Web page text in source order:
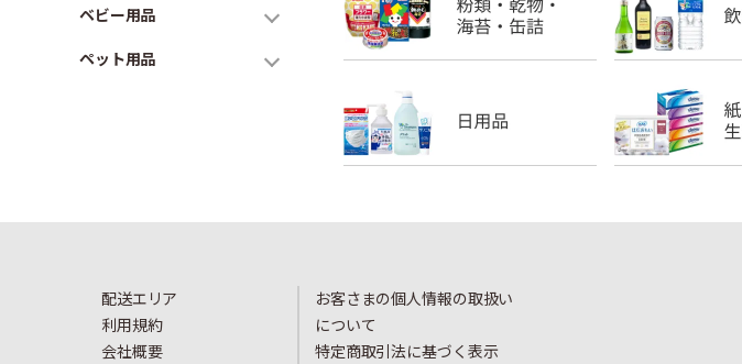
ベビー用品
ペット用品
配送エリア
利用規約
会社概要
お客さまの個人情報の取扱い
について
特定商取引法に基づく表示